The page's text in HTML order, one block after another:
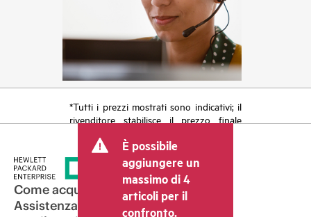
*Tutti i prezzi mostrati sono indicativi; il
rivenditore stabilisce il prezzo finale
costi, come le imposte sulla vendita/IVA
e le spese di spedizione. Il prezzo della
transazione stabilito dal rivenditore può
variare rispetto a quello di altri
rivenditori e al prezzo indicativo
mostrato. I prezzi indicativi possono
È possibile
aggiungere un
massimo di 4
articoli per il
confronto.
Come acquistare
Assistenza per i prodotti